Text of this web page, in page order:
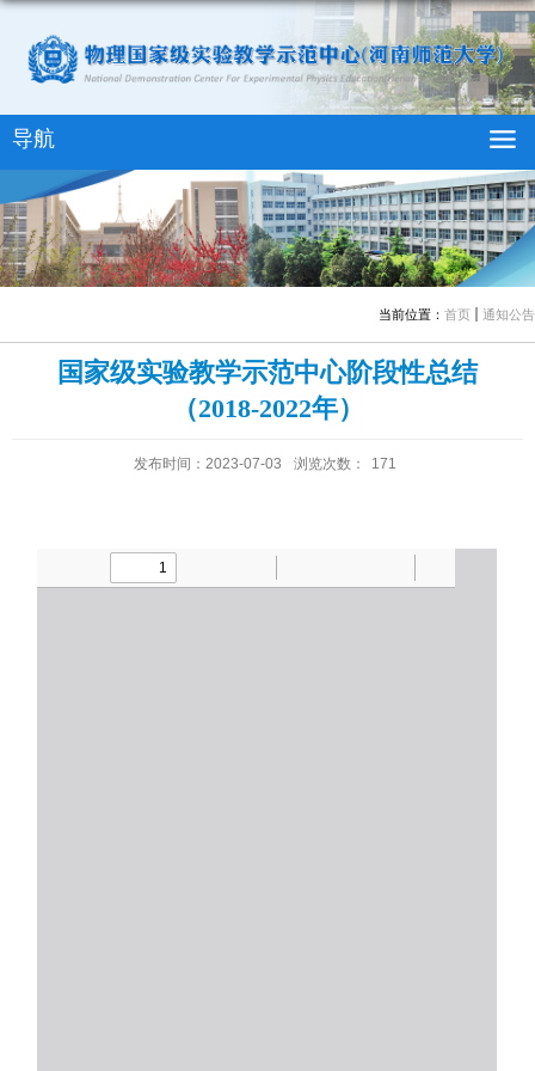
导航
当前位置： 首页 通知公告
国家级实验教学示范中心阶段性总结
（2018-2022年）
发布时间：2023-07-03 浏览次数： 171